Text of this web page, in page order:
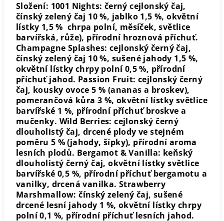
Složení: 1001 Nights: černý cejlonský čaj,
čínský zelený čaj 10 %, jablko 1,5 %, okvětní
lístky 1,5 % chrpa polní, měsíček, světlice
barvířská, růže), přírodní hroznová příchuť.
Champagne Splashes: cejlonský černý čaj,
čínský zelený čaj 10 %, sušené jahody 1,5 %,
okvětní lístky chrpy polní 0,5 %, přírodní
příchuť jahod. Passion Fruit: cejlonský černý
čaj, kousky ovoce 5 % (ananas a broskev),
pomerančová kůra 3 %, okvětní lístky světlice
barvířské 1 %, přírodní příchuť broskve a
mučenky. Wild Berries: cejlonský černý
dlouholistý čaj, drcené plody ve stejném
poměru 5 % (jahody, šípky), přírodní aroma
lesních plodů. Bergamot & Vanilla: keňský
dlouholistý černý čaj, okvětní lístky světlice
barvířské 0,5 %, přírodní příchuť bergamotu a
vanilky, drcená vanilka. Strawberry
Marshmallow: čínský zelený čaj, sušené
drcené lesní jahody 1 %, okvětní lístky chrpy
polní 0,1 %, přírodní příchuť lesních jahod.